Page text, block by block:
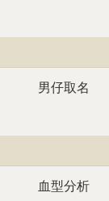
男仔取名
血型分析